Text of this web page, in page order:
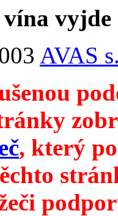
AVAS
, který